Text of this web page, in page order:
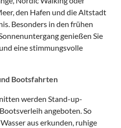
den Hafen und die Altstadt
Besonders in den frühen
genießen Sie
eine stimmungsvolle
Bootsfahrten
werden Stand-up-
angeboten. So
aus erkunden, ruhige